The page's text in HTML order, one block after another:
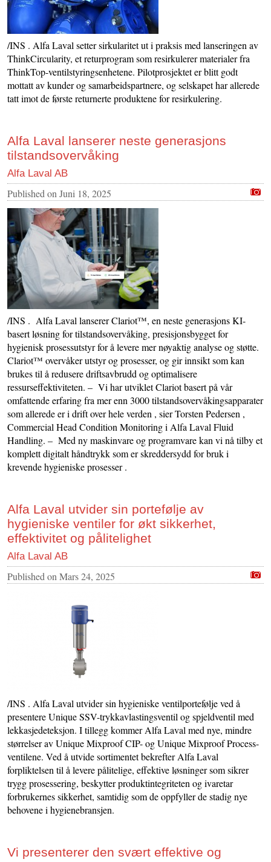
/INS . Alfa Laval setter sirkularitet ut i praksis med lanseringen av
ThinkCircularity, et returprogram som resirkulerer materialer fra
ThinkTop-ventilstyringsenhetene. Pilotprosjektet er blitt godt
mottatt av kunder og samarbeidspartnere, og selskapet har allerede
tatt imot de første returnerte produktene for resirkulering.
Alfa Laval lanserer neste generasjons
tilstandsovervåking
Alfa Laval AB
Published on Juni 18, 2025
/INS . Alfa Laval lanserer Clariot™, en neste generasjons KI-
basert løsning for tilstandsovervåking, presisjonsbygget for
hygienisk prosessutstyr for å levere mer nøyaktig analyse og støtte.
Clariot™ overvåker utstyr og prosesser, og gir innsikt som kan
brukes til å redusere driftsavbrudd og optimalisere
ressurseffektiviteten. – Vi har utviklet Clariot basert på vår
omfattende erfaring fra mer enn 3000 tilstandsovervåkingsapparater
som allerede er i drift over hele verden , sier Torsten Pedersen ,
Commercial Head Condition Monitoring i Alfa Laval Fluid
Handling. – Med ny maskinvare og programvare kan vi nå tilby et
komplett digitalt håndtrykk som er skreddersydd for bruk i
krevende hygieniske prosesser .
Alfa Laval utvider sin portefølje av
hygieniske ventiler for økt sikkerhet,
effektivitet og pålitelighet
Alfa Laval AB
Published on Mars 24, 2025
/INS . Alfa Laval utvider sin hygieniske ventilportefølje ved å
presentere Unique SSV-trykkavlastingsventil og spjeldventil med
lekkasjedeteksjon. I tillegg kommer Alfa Laval med nye, mindre
størrelser av Unique Mixproof CIP- og Unique Mixproof Process-
ventilene. Ved å utvide sortimentet bekrefter Alfa Laval
forpliktelsen til å levere pålitelige, effektive løsninger som sikrer
trygg prosessering, beskytter produktintegriteten og ivaretar
forbrukernes sikkerhet, samtidig som de oppfyller de stadig nye
behovene i hygienebransjen.
Vi presenterer den svært effektive og